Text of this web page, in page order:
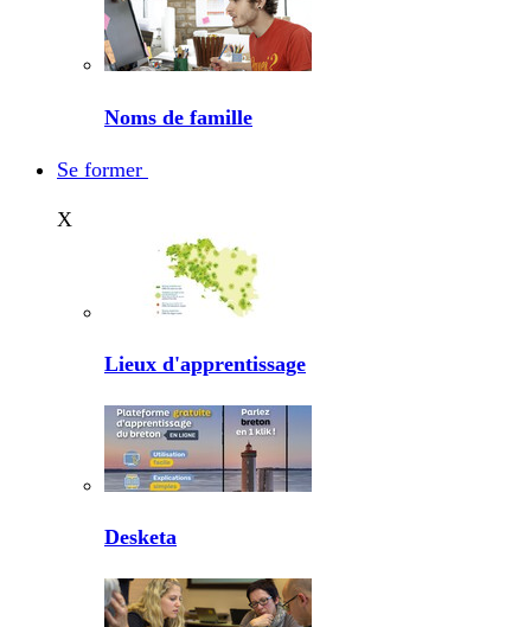
Noms de famille
Se former
X
Lieux d'apprentissage
Desketa